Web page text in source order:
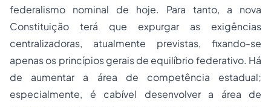
federalismo nominal de hoje. Para tanto, a nova
Constituição terá que expurgar as exigências
centralizadoras, atualmente previstas, fixando-se
apenas os princípios gerais de equilíbrio federativo. Há
de aumentar a área de competência estadual;
especialmente, é cabível desenvolver a área de